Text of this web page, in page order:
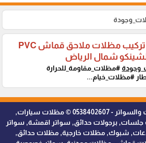
ورشة تركيب مظلات ملاحق قماش PVC
شمال الرياض
#مظلات_مقاومة_للحرارة
#مظلات_خيام...
ظلال التميز للمظلات والسواتر - 0538402607 © مظلات سيارات,
برجولات حدائق, سواتر اقمشة, سواتر
شبوك, مظلات خارجية, مظلات حدائق,